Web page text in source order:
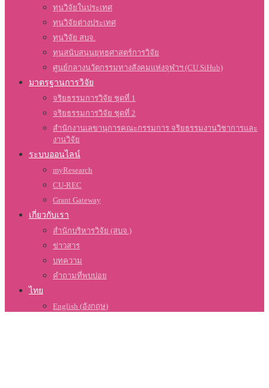
ทุนวิจัยในประเทศ
ทุนวิจัยต่างประเทศ
ทุนวิจัย สบจ.
ทุนสนับสนุนยุทธศาสตร์การวิจัย
ศูนย์กลางนวัตกรรมทางสังคมแห่งจุฬาฯ (CU SiHub)
มาตรฐานการวิจัย
จริยธรรมการวิจัย ชุดที่ 1
จริยธรรมการวิจัย ชุดที่ 2
สำนักงานเลขานุการคณะกรรมการ จริยธรรมงานวิชาการและ
งานวิจัย
ระบบออนไลน์
myResearch
CU-REC
Grant Gateway
เกี่ยวกับเรา
สำนักบริหารวิจัย (สบจ.)
ข่าวสาร
บทความ
คำถามที่พบบ่อย
ไทย
English (อังกฤษ)